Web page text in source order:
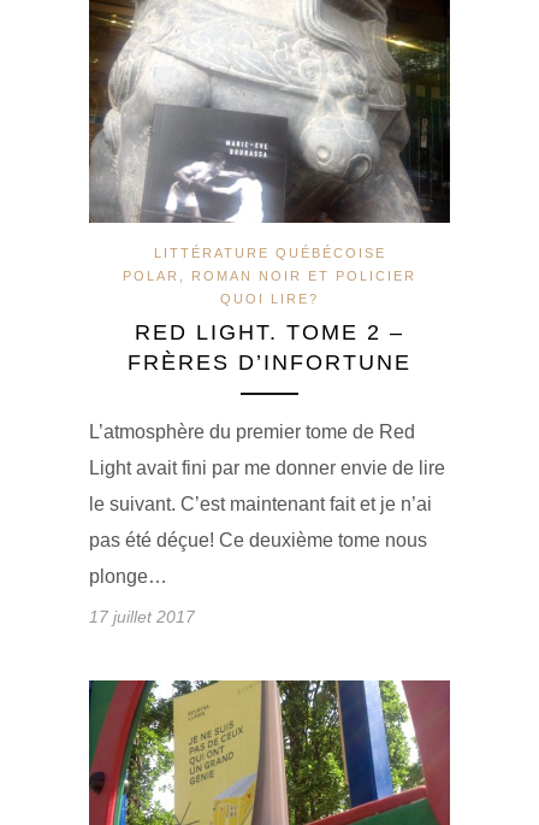
LITTÉRATURE QUÉBÉCOISE
POLAR, ROMAN NOIR ET POLICIER
QUOI LIRE?
RED LIGHT. TOME 2 –
FRÈRES D’INFORTUNE
L’atmosphère du premier tome de Red
Light avait fini par me donner envie de lire
le suivant. C’est maintenant fait et je n’ai
pas été déçue! Ce deuxième tome nous
plonge…
17 juillet 2017